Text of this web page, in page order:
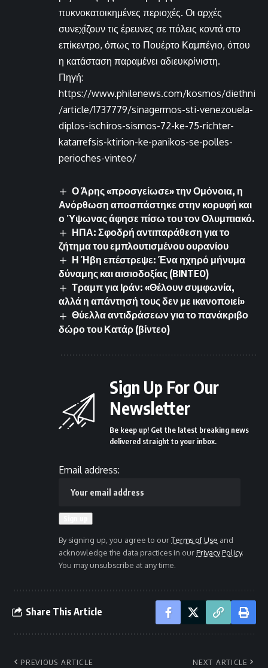
πυκνοκατοικημένες περιοχές. Οι αρχές
συνεχίζουν τις έρευνες σε πόλεις κοντά στο
επίκεντρο, όπως το Πουέρτο Καμπέγιο, όπου
η κατάσταση παραμένει αδιευκρίνιστη.
Πηγή:
https://www.philenews.com/kosmos/diethni
/article/1737779/sinagermos-sti-venezouela-
diplos-ischiros-sismos-72-ke-75-richter-
katarrefsis-ktirion-ke-panikos-se-polles-
perioches-vinteo/
Ο Άρης «προσγείωσε» την Ομόνοια, η
Ανόρθωση αποσπάστηκε στην κορυφή και
ο Ύψωνας άφησε πίσω του τον Ολυμπιακό.
ΗΠΑ: Σφοδρή αντιπαράθεση για το
ζήτημα του εμπλουτισμένου ουρανίου
Η Ήβη επέστρεψε: Ένα ηχηρό μήνυμα
δύναμης και αισιοδοξίας (BINTEO)
Τραμπ για Ιράν: «Θέλουν συμφωνία,
αλλά η απάντησή τους δεν με ικανοποιεί»
Θύελλα αντιδράσεων για το πανάκριβο
δώρο του Κατάρ (βίντεο)
Sign Up For Our
Newsletter
Be keep up! Get the latest breaking news
delivered straight to your inbox.
Email address:
By signing up, you agree to ourTerms of Use and
acknowledge the data practices in ourPrivacy Policy.
You may unsubscribe at any time.
Share This Article
PREVIOUS ARTICLE NEXT ARTICLE